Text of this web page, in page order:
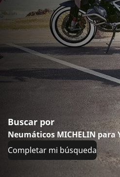
Buscar por
Neumáticos MICHELIN para
Completar mi búsqueda